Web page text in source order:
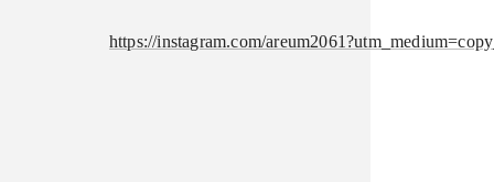
https://instagram.com/